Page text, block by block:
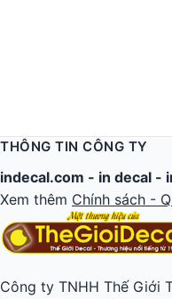
THÔNG TIN CÔNG TY
indecal.com - in decal -
Xem thêm Chính sách -
Công ty TNHH Thế Giới